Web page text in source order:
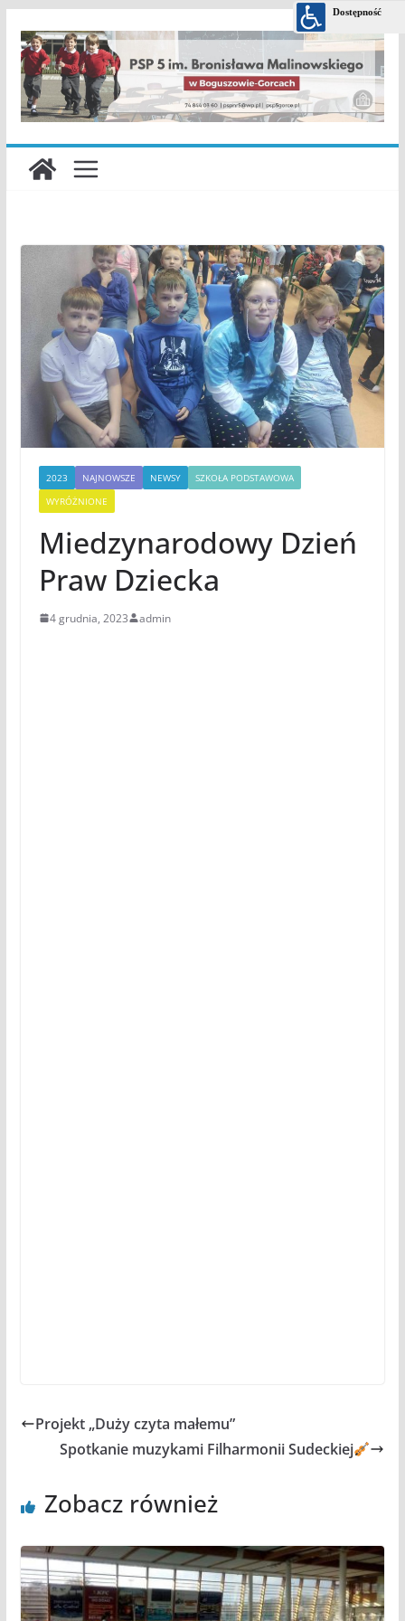
treści
2023 NAJNOWSZE NEWSY
SZKOŁA PODSTAWOWA
WYRÓŻNIONE
Miedzynarodowy Dzień
Praw Dziecka
4 grudnia, 2023 admin
Projekt „Duży czyta małemu”
Spotkanie muzykami Filharmonii Sudeckiej
Zobacz również